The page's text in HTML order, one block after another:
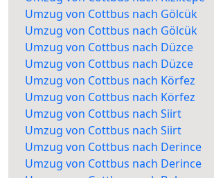
Umzug von Cottbus nach Gölcük
Umzug von Cottbus nach Gölcük
Umzug von Cottbus nach Düzce
Umzug von Cottbus nach Düzce
Umzug von Cottbus nach Körfez
Umzug von Cottbus nach Körfez
Umzug von Cottbus nach Siirt
Umzug von Cottbus nach Siirt
Umzug von Cottbus nach Derince
Umzug von Cottbus nach Derince